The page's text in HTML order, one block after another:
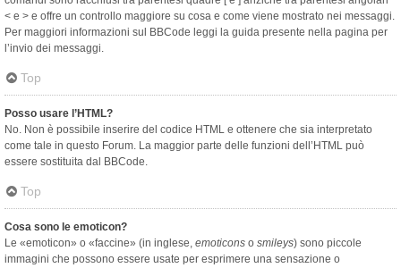
< e > e offre un controllo maggiore su cosa e come viene mostrato nei messaggi.
Per maggiori informazioni sul BBCode leggi la guida presente nella pagina per
l’invio dei messaggi.
Top
Posso usare l’HTML?
No. Non è possibile inserire del codice HTML e ottenere che sia interpretato
come tale in questo Forum. La maggior parte delle funzioni dell’HTML può
essere sostituita dal BBCode.
Top
Cosa sono le emoticon?
Le «emoticon» o «faccine» (in inglese, emoticons o smileys) sono piccole
immagini che possono essere usate per esprimere una sensazione o